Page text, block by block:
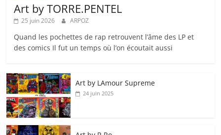
Art by TORRE.PENTEL
25 juin 2026 ARPOZ
Quand les pochettes de rap retrouvent l’âme des LP et
des comics Il fut un temps où l’on écoutait aussi
Art by LAmour Supreme
24 juin 2025